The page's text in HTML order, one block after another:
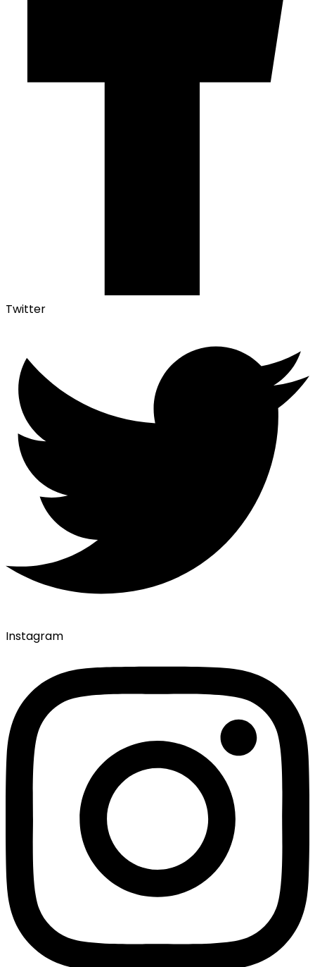
Twitter
Instagram